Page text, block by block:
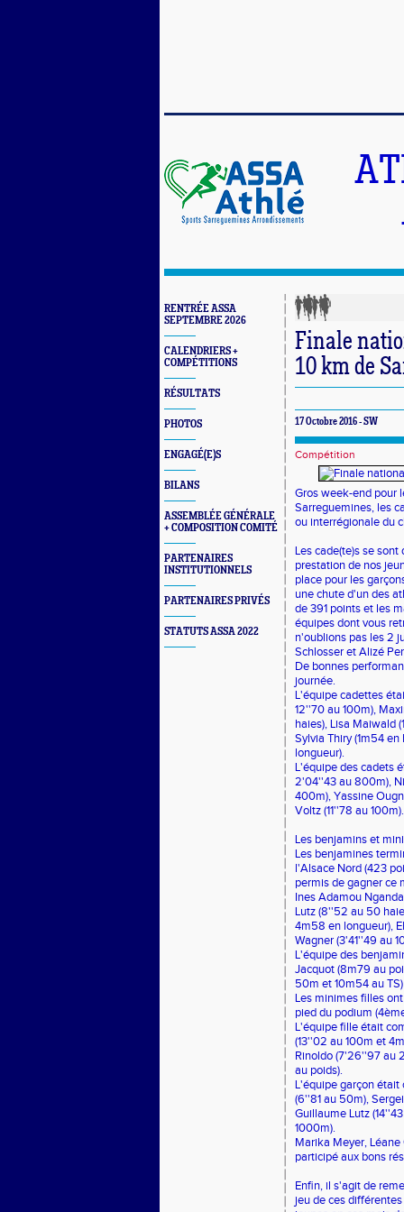
RENTRÉE ASSA
SEPTEMBRE 2026
CALENDRIERS +
COMPÉTITIONS
RÉSULTATS
PHOTOS
ENGAGÉ(E)S
BILANS
ASSEMBLÉE GÉNÉRALE
+ COMPOSITION COMITÉ
PARTENAIRES
INSTITUTIONNELS
PARTENAIRES PRIVÉS
STATUTS ASSA 2022
Finale
10 km de
17 Octobre 2016 - SW
Compétition
Gros week-end pour
Sarreguemines, les
ou interrégionale du
Les cade(te)s se
prestation de nos
place pour les
une chute d'un des
de 391 points et les
équipes dont vous
n'oublions pas les 2
Schlosser et Alizé
De bonnes
journée.
L'équipe cadettes
12''70 au 100m),
haies), Lisa Maiwald
Sylvia Thiry (1m54
longueur).
L'équipe des cadets
2'04''43 au 800m),
400m), Yassine
Voltz (11''78 au 100m).
Les benjamins et
Les benjamines
l'Alsace Nord (423
permis de gagner ce
Ines Adamou
Lutz (8''52 au 50
4m58 en longueur),
Wagner (3'41''49 au
L'équipe des
Jacquot (8m79 au
50m et 10m54 au
Les minimes filles
pied du podium
L'équipe fille était
(13''02 au 100m et
Rinoldo (7'26''97 au
au poids).
L'équipe garçon était
(6''81 au 50m),
Guillaume Lutz
1000m).
Marika Meyer,
participé aux bons
Enfin, il s'agit de
jeu de ces